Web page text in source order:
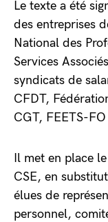
Le texte a été
des entreprises
National des
Services
syndicats de
CFDT,
CGT, FEETS-
Il met en place
CSE, en
élues de
personnel,